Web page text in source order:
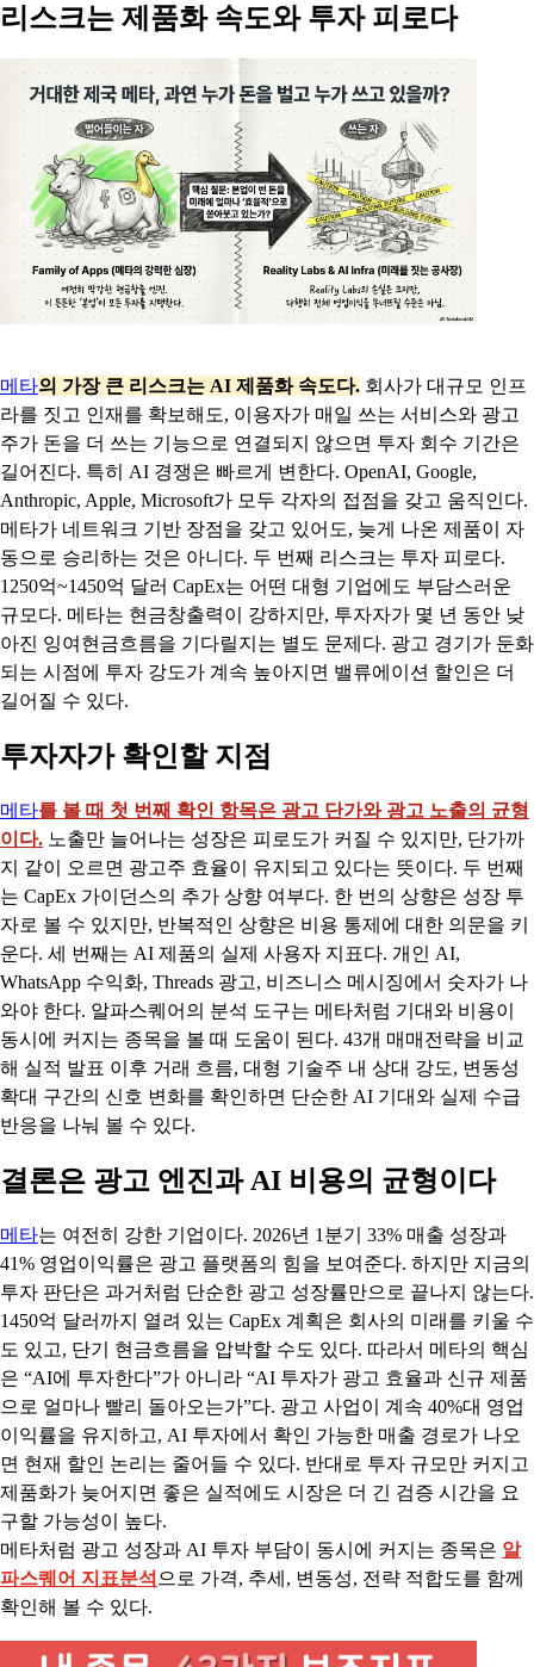
리스크는 제품화 속도와 투자 피로다
메타의 가장 큰 리스크는 AI 제품화 속도다. 회사가 대규모 인프
라를 짓고 인재를 확보해도, 이용자가 매일 쓰는 서비스와 광고
주가 돈을 더 쓰는 기능으로 연결되지 않으면 투자 회수 기간은
길어진다. 특히 AI 경쟁은 빠르게 변한다. OpenAI, Google,
Anthropic, Apple, Microsoft가 모두 각자의 접점을 갖고 움직인다.
메타가 네트워크 기반 장점을 갖고 있어도, 늦게 나온 제품이 자
동으로 승리하는 것은 아니다. 두 번째 리스크는 투자 피로다.
1250억~1450억 달러 CapEx는 어떤 대형 기업에도 부담스러운
규모다. 메타는 현금창출력이 강하지만, 투자자가 몇 년 동안 낮
아진 잉여현금흐름을 기다릴지는 별도 문제다. 광고 경기가 둔화
되는 시점에 투자 강도가 계속 높아지면 밸류에이션 할인은 더
길어질 수 있다.
투자자가 확인할 지점
메타를 볼 때 첫 번째 확인 항목은 광고 단가와 광고 노출의 균형
이다. 노출만 늘어나는 성장은 피로도가 커질 수 있지만, 단가까
지 같이 오르면 광고주 효율이 유지되고 있다는 뜻이다. 두 번째
는 CapEx 가이던스의 추가 상향 여부다. 한 번의 상향은 성장 투
자로 볼 수 있지만, 반복적인 상향은 비용 통제에 대한 의문을 키
운다. 세 번째는 AI 제품의 실제 사용자 지표다. 개인 AI,
WhatsApp 수익화, Threads 광고, 비즈니스 메시징에서 숫자가 나
와야 한다. 알파스퀘어의 분석 도구는 메타처럼 기대와 비용이
동시에 커지는 종목을 볼 때 도움이 된다. 43개 매매전략을 비교
해 실적 발표 이후 거래 흐름, 대형 기술주 내 상대 강도, 변동성
확대 구간의 신호 변화를 확인하면 단순한 AI 기대와 실제 수급
반응을 나눠 볼 수 있다.
결론은 광고 엔진과 AI 비용의 균형이다
메타는 여전히 강한 기업이다. 2026년 1분기 33% 매출 성장과
41% 영업이익률은 광고 플랫폼의 힘을 보여준다. 하지만 지금의
투자 판단은 과거처럼 단순한 광고 성장률만으로 끝나지 않는다.
1450억 달러까지 열려 있는 CapEx 계획은 회사의 미래를 키울 수
도 있고, 단기 현금흐름을 압박할 수도 있다. 따라서 메타의 핵심
은 “AI에 투자한다”가 아니라 “AI 투자가 광고 효율과 신규 제품
으로 얼마나 빨리 돌아오는가”다. 광고 사업이 계속 40%대 영업
이익률을 유지하고, AI 투자에서 확인 가능한 매출 경로가 나오
면 현재 할인 논리는 줄어들 수 있다. 반대로 투자 규모만 커지고
제품화가 늦어지면 좋은 실적에도 시장은 더 긴 검증 시간을 요
구할 가능성이 높다.
메타처럼 광고 성장과 AI 투자 부담이 동시에 커지는 종목은 알
파스퀘어 지표분석 으로 가격, 추세, 변동성, 전략 적합도를 함께
확인해 볼 수 있다.